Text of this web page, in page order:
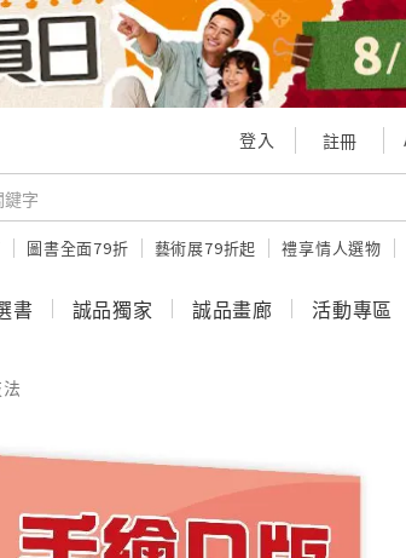
登入 註冊
圖書全面79折 藝術展79折起 禮享情人選物
書 誠品獨家 誠品畫廊 活動專區